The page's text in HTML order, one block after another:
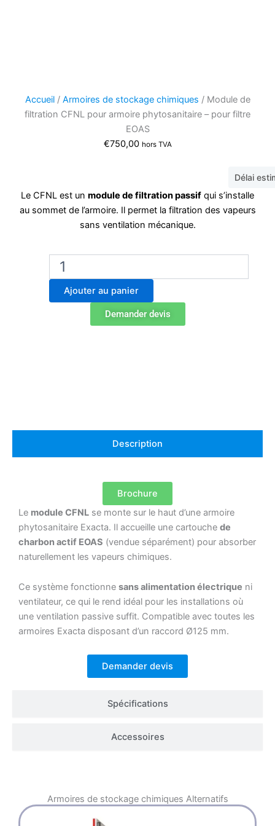
Accueil/ Armoires de stockage chimiques / Module de
filtration CFNL pour armoire phytosanitaire – pour filtre
EOAS
€750,00 hors TVA
Délai
Le CFNL est un module de filtration passif qui s’installe
au sommet de l’armoire. Il permet la filtration des vapeurs
sans ventilation mécanique.
quantité
Module
Ajouter au panier
Demander devis
Description
Spécifications
Accessoires
Brochure
Le module CFNL se monte sur le haut d’une armoire
phytosanitaire Exacta. Il accueille une cartouche de
charbon actif EOAS (vendue séparément) pour absorber
naturellement les vapeurs chimiques.
Ce système fonctionne sans alimentation électrique ni
ventilateur, ce qui le rend idéal pour les installations où
une ventilation passive suffit. Compatible avec toutes les
armoires Exacta disposant d’un raccord Ø125 mm.
Demander devis
Armoires de stockage chimiques Alternatifs